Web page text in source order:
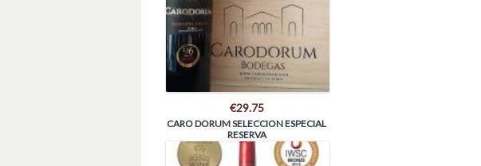
€29.75
CARO DORUM SELECCION ESPECIAL
RESERVA